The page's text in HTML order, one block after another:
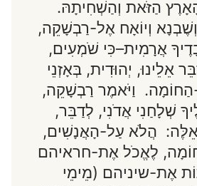
הַזֹּאת וְהַשְׁחִיתָהּ.
וְיוֹאָח אֶל-רַבְשָׁקֵה,
אֲרָמִית–כִּי שֹׁמְעִים,
אֵלֵינוּ, יְהוּדִית, בְּאָזְנֵי
וַיֹּאמֶר רַבְשָׁקֵה,
שְׁלָחַנִי אֲדֹנִי, לְדַבֵּר,
הֲלֹא עַל-הָאֲנָשִׁים,
לֶאֱכֹל אֶת-חראיהם
אֶת-שיניהם (מֵימֵי